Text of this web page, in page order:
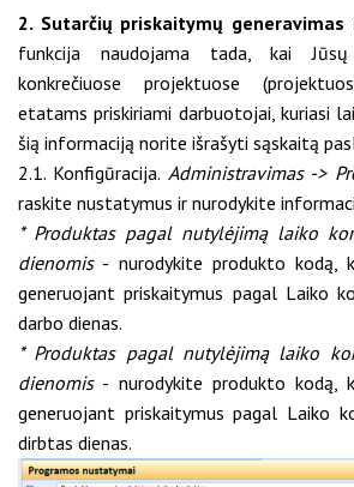
2. Sutarčių priskaitymų
funkcija naudojama tada, kai
konkrečiuose projektuose
etatams priskiriami darbuotojai, kuriasi
šią informaciją norite išrašyti sąskaitą
2.1. Konfigūracija. Administravimas ->
raskite nustatymus ir nurodykite
* Produktas pagal nutylėjimą laiko
dienomis- nurodykite produkto kodą,
generuojant priskaitymus pagal Laiko
darbo dienas.
* Produktas pagal nutylėjimą laiko
dienomis- nurodykite produkto kodą,
generuojant priskaitymus pagal Laiko
dirbtas dienas.